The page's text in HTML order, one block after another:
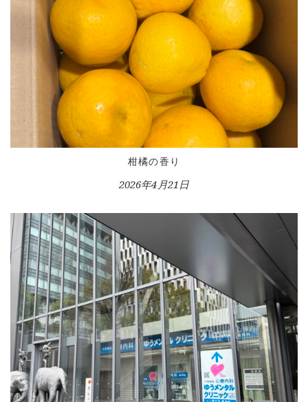
HOME
VOICE GALLERY
BLOG
LESSON
CONTACT
柑橘の香り
2026年4月21日